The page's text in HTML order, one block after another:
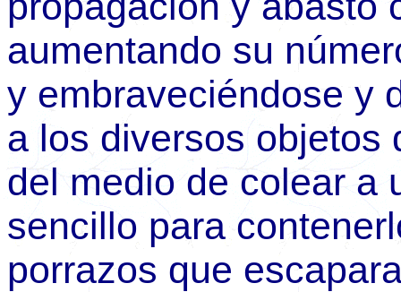
aumentando su
y embraveciéndose y
a los diversos objetos
del medio de colear a
sencillo para
porrazos que